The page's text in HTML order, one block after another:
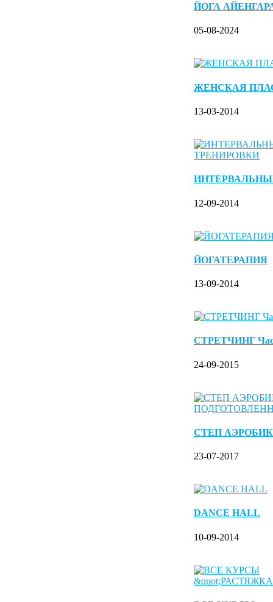
ЙОГА
05-08-2024
ЖЕНСКАЯ
13-03-2014
12-09-2014
ЙОГАТЕРАПИЯ
13-09-2014
СТРЕТЧИНГ
24-09-2015
СТЕП
23-07-2017
DANCE HALL
10-09-2014